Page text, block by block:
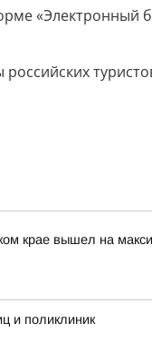
«Электронный
крае вышел на
и поликлиник